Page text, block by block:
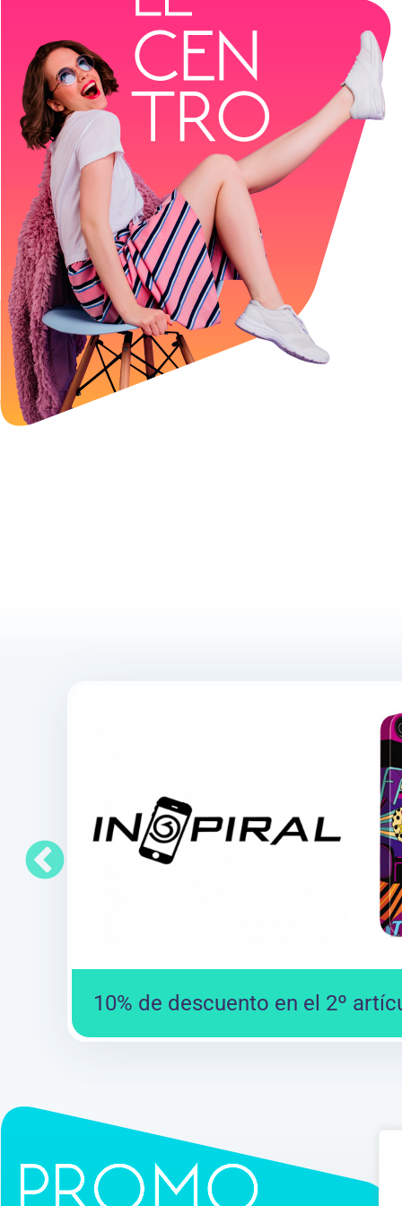
10% de descuento en el 2º